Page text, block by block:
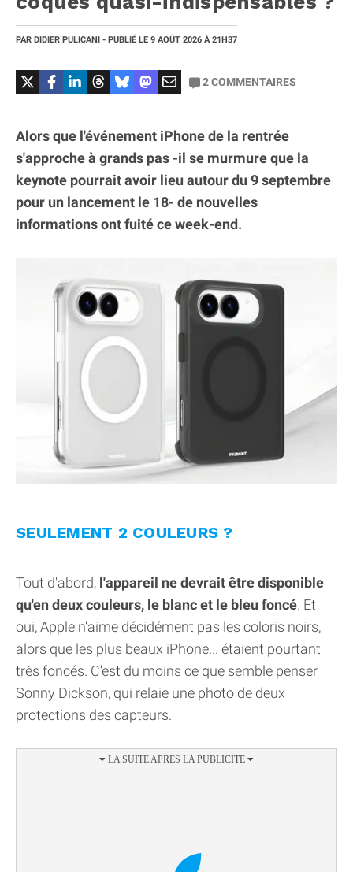
PAR DIDIER PULICANI - PUBLIÉ LE 9 AOÛT 2026 À 21H37
2COMMENTAIRES
Alors que l'événement iPhone de la rentrée
s'approche à grands pas -il se murmure que la
keynote pourrait avoir lieu autour du 9 septembre
pour un lancement le 18- de nouvelles
informations ont fuité ce week-end.
SEULEMENT 2 COULEURS ?
Tout d'abord, l'appareil ne devrait être disponible
qu'en deux couleurs, le blanc et le bleu foncé. Et
oui, Apple n'aime décidément pas les coloris noirs,
alors que les plus beaux iPhone... étaient pourtant
très foncés. C'est du moins ce que semble penser
Sonny Dickson, qui relaie une photo de deux
protections des capteurs.